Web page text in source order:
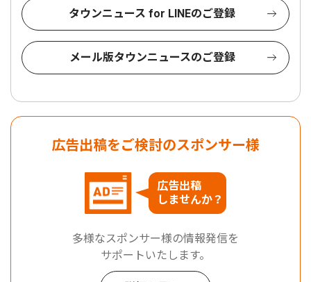
タウンニュース for LINEのご登録
メール版タウンニュースのご登録
広告出稿をご検討のスポンサー様
広告出稿
しませんか？
多様なスポンサー様の情報発信を
サポートいたします。